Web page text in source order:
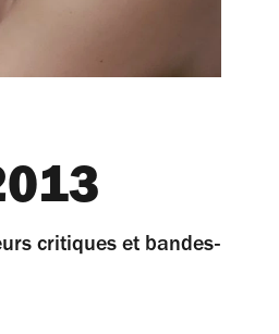
critiques et bandes-